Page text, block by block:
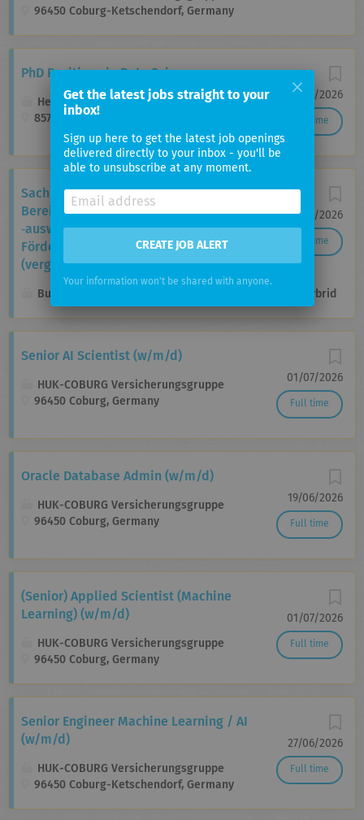
96450 Coburg-Ketschendorf, Germany
06/08/2026
Full time
PhD Positions in Data Science
Helmholtz Zentrum München
85764 Neuherberg bei München
05/08/2026
Full time
Sachbearbeitung (m/w/d) für den
Bereich Daten­analyse und
‑auswertung in der Abteilung
Fördermittel­management im
(vergleichbaren) gehobenen Dienst
Bundesamt für Auswärtige Angelegenheiten Hybrid
01/07/2026
Full time
Senior AI Scientist (w/m/d)
HUK-COBURG Versicherungsgruppe
96450 Coburg, Germany
19/06/2026
Full time
Oracle Database Admin (w/m/d)
HUK-COBURG Versicherungsgruppe
96450 Coburg, Germany
01/07/2026
Full time
(Senior) Applied Scientist (Machine
Learning) (w/m/d)
HUK-COBURG Versicherungsgruppe
96450 Coburg, Germany
27/06/2026
Full time
Senior Engineer Machine Learning / AI
(w/m/d)
HUK-COBURG Versicherungsgruppe
96450 Coburg-Ketschendorf, Germany
Get the latest jobs straight to your
inbox!
Sign up here to get the latest job openings
delivered directly to your inbox - you'll be
able to unsubscribe at any moment.
CREATE JOB ALERT
Your information won't be shared with anyone.